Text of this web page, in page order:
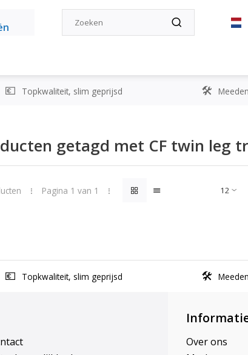
Topkwaliteit, slim geprijsd
getagd met CF twin leg
Pagina 1 van 1
Topkwaliteit, slim geprijsd
Over ons